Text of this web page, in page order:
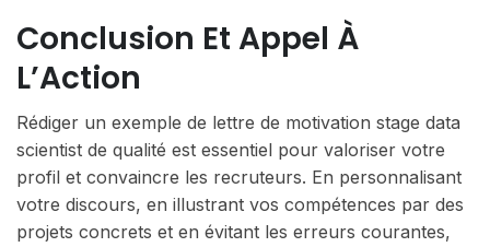
Conclusion Et Appel À
L’Action
Rédiger un exemple de lettre de motivation stage data
scientist de qualité est essentiel pour valoriser votre
profil et convaincre les recruteurs. En personnalisant
votre discours, en illustrant vos compétences par des
projets concrets et en évitant les erreurs courantes,